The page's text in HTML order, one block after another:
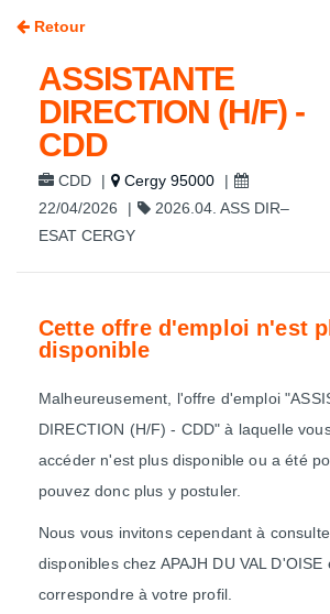
Retour
ASSISTANTE
DIRECTION (H/F) -
CDD
CDD | Cergy 95000
|
22/04/2026
|
2026.04. ASS DIR–
ESAT CERGY
Cette offre d'emploi n'est
disponible
Malheureusement, l'offre d'emploi
DIRECTION (H/F) - CDD" à laquelle
accéder n'est plus disponible ou a été
pouvez donc plus y postuler.
Nous vous invitons cependant à
disponibles chez APAJH DU VAL
correspondre à votre profil.